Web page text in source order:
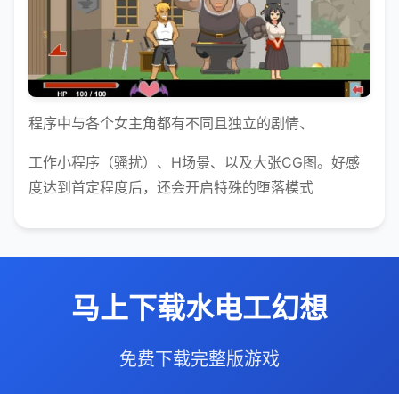
程序中与各个女主角都有不同且独立的剧情、
工作小程序（骚扰）、H场景、以及大张CG图。好感
度达到首定程度后，还会开启特殊的堕落模式
马上下载水电工幻想
免费下载完整版游戏